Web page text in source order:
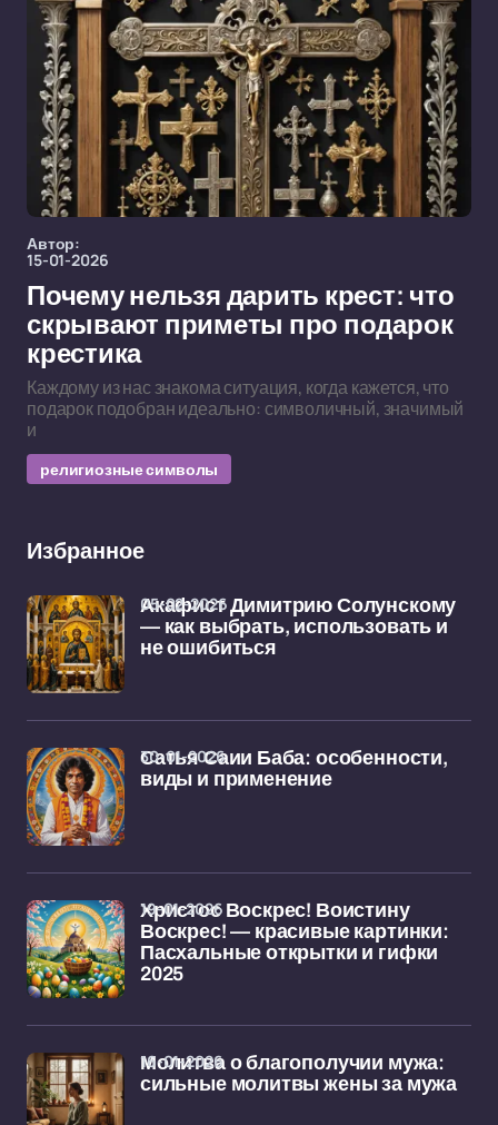
Автор:
15-01-2026
Почему нельзя дарить крест: что
скрывают приметы про подарок
крестика
Каждому из нас знакома ситуация, когда кажется, что
подарок подобран идеально: символичный, значимый
и
религиозные символы
Избранное
Акафист Димитрию Солунскому
— как выбрать, использовать и
не ошибиться
05-02-2026
Сатья Саии Баба: особенности,
виды и применение
30-01-2026
Христос Воскрес! Воистину
Воскрес! — красивые картинки:
Пасхальные открытки и гифки
2025
19-01-2026
Молитва о благополучии мужа:
сильные молитвы жены за мужа
16-01-2026